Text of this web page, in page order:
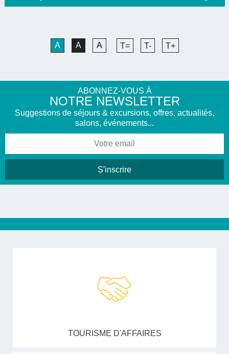
A A A T= T- T+
ABONNEZ-VOUS À
NOTRE NEWSLETTER
Suggestions de séjours & excursions, offres, actualités,
salons, événements...
TOURISME D'AFFAIRES